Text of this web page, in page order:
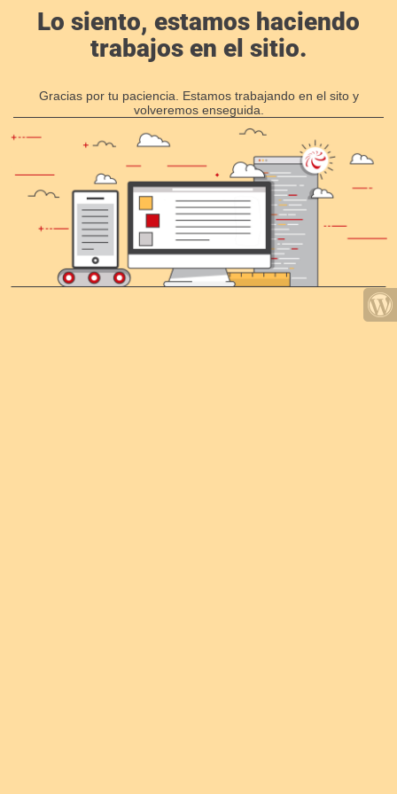
Lo siento, estamos haciendo
trabajos en el sitio.
Gracias por tu paciencia. Estamos trabajando en el sito y
volveremos enseguida.